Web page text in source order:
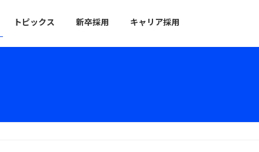
トピックス 新卒採用 キャリア採用